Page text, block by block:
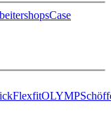
Case
FlexfitOLYMP